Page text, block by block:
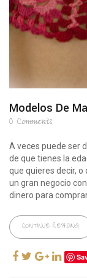
Modelos De
0 Comments
A veces puede ser
de que tienes la
que quieres decir,
un gran negocio
dinero para
CONTINUE READING